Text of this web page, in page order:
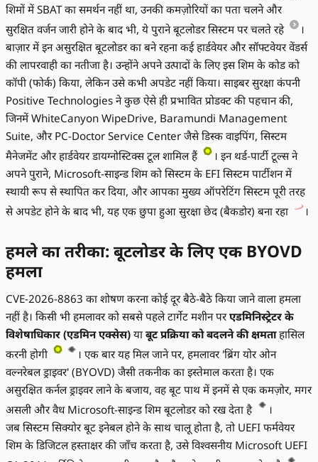
शिमों में SBAT का समर्थन नहीं था, उनकी कमज़ोरियों का पता चलने और
सुरक्षित वर्जन जारी होने के बाद भी, ये पुराने बूटलोडर सिस्टम पर चलते रहे
।
बाज़ार में इन असुरक्षित बूटलोडर का बने रहना कई हार्डवेयर और सॉफ्टवेयर वेंडर्स
की लापरवाही का नतीजा है। उन्होंने अपने उत्पादों के लिए इस शिम के कोड को
कॉपी (फोर्क) किया, लेकिन उसे कभी अपडेट नहीं किया। साइबर सुरक्षा कंपनी
Positive Technologies ने कुछ ऐसे ही प्रभावित प्रोडक्ट की पहचान की,
जिनमें WhiteCanyon WipeDrive, Baramundi Management
Suite, और PC-Doctor Service Center जैसे डिस्क वाइपिंग, सिस्टम
मैनेजमेंट और हार्डवेयर डायग्नोस्टिक्स टूल शामिल हैं
। इन थर्ड-पार्टी टूल्स ने
अपने पुराने, Microsoft-साइन्ड शिम को सिस्टम के EFI सिस्टम पार्टीशन में
स्थायी रूप से स्थापित कर दिया, और आपका मुख्य ऑपरेटिंग सिस्टम पूरी तरह
से अपडेट होने के बाद भी, यह एक छुपा हुआ सुरक्षा छेद (बैकडोर) बना रहा
।
हमले का तरीका: बूटलोडर के लिए एक BYOVD
हमला
CVE-2026-8863 का शोषण करना कोई दूर बैठे-बैठे किया जाने वाला हमला
नहीं है। किसी भी हमलावर को सबसे पहले टार्गेट मशीन परएडमिनिस्ट्रेटर के
विशेषाधिकार (एडमिन एक्सेस) या बूट प्रक्रिया को बदलने की क्षमताहासिल
करनी होगी
। एक बार यह मिल जाने पर, हमलावर 'ब्रिंग योर ओन
वल्नरेबल ड्राइवर' (BYOVD) जैसी तकनीक का इस्तेमाल करता है। एक
असुरक्षित कर्नल ड्राइवर लाने के बजाय, वह बूट पाथ में इनमें से एक कमज़ोर, मगर
असली और वैध Microsoft-साइन्ड शिम बूटलोडर को रख देता है
।
जब सिस्टम सिक्योर बूट इनेबल होने के साथ चालू होता है, तो UEFI फर्मवेयर
शिम के डिजिटल हस्ताक्षर की जाँच करता है, उसे विश्वसनीय Microsoft UEFI